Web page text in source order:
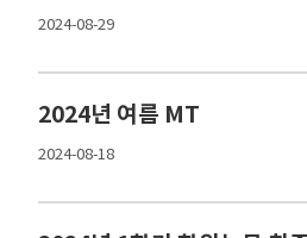
2024-08-29
2024년 여름 MT
2024-08-18